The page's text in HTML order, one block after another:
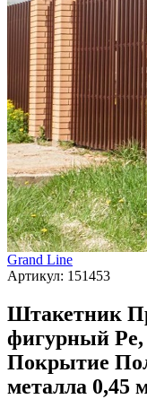
Grand Line
Артикул: 151453
Штакетник
фигурный Pe,
Покрытие
металла 0,45